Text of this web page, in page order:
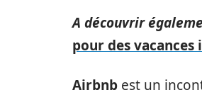
A découvrir
pour des
Airbnb est un